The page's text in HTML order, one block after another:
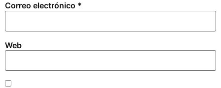
Correo electrónico *
Web